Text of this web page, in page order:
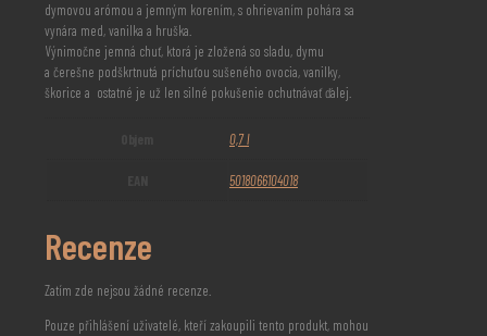
dymovou arómou a jemným korením, s ohrievaním pohára sa
vynára med, vanilka a hruška.
Výnimočne jemná chuť, ktorá je zložená so sladu, dymu
a čerešne podškrtnutá príchuťou sušeného ovocia, vanilky,
škorice a ostatné je už len silné pokušenie ochutnávať ďalej.
0,7 l
5018066104018
Recenze
Zatím zde nejsou žádné recenze.
Pouze přihlášení uživatelé, kteří zakoupili tento produkt, mohou